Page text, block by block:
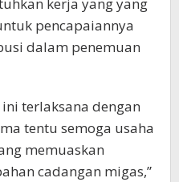
kerja yang yang
pencapaiannya
dalam penemuan
terlaksana dengan
tentu semoga usaha
memuaskan
cadangan migas,”